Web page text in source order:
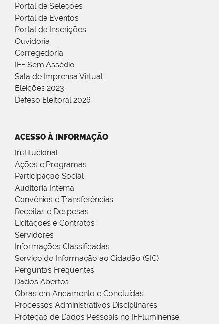
Portal de Seleções
Portal de Eventos
Portal de Inscrições
Ouvidoria
Corregedoria
IFF Sem Assédio
Sala de Imprensa Virtual
Eleições 2023
Defeso Eleitoral 2026
ACESSO À INFORMAÇÃO
Institucional
Ações e Programas
Participação Social
Auditoria Interna
Convênios e Transferências
Receitas e Despesas
Licitações e Contratos
Servidores
Informações Classificadas
Serviço de Informação ao Cidadão (SIC)
Perguntas Frequentes
Dados Abertos
Obras em Andamento e Concluídas
Processos Administrativos Disciplinares
Proteção de Dados Pessoais no IFFluminense